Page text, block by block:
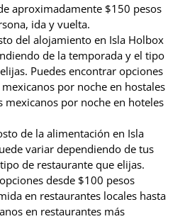
aproximadamente $150 pesos
ida y vuelta.
del alojamiento en Isla Holbox
de la temporada y el tipo
Puedes encontrar opciones
por noche en hostales
mexicanos por noche en hoteles
de la alimentación en Isla
variar dependiendo de tus
de restaurante que elijas.
desde $100 pesos
en restaurantes locales hasta
en restaurantes más